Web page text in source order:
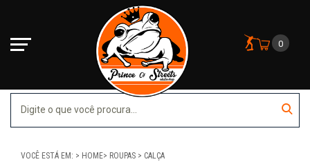
0
VOCÊ ESTÁ EM: HOME ROUPAS CALÇA